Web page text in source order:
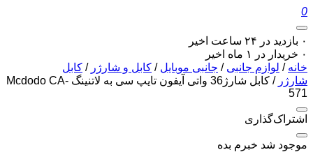
0
۰ بازدید در ۲۴ ساعت اخیر
۰ خریدار در ۱ ماه اخیر
خانه / لوازم جانبی / جانبی موبایل / کابل و شارژر / کابل
شارژر
/ کابل شارژ36 واتی آیفون تایپ سی به لاتنینگ Mcdodo CA-
571
اشتراک‌گذاری
موجود شد خبرم بده